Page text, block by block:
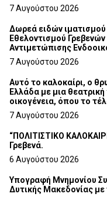
7 Αυγούστου 2026
Δωρεά ειδών
Εθελοντισμού
Αντιμετώπισης
Τμήματος Γρεβενών
7 Αυγούστου 2026
Αυτό το καλοκαίρι, ο
Ελλάδα με μια
οικογένεια,
7 Αυγούστου 2026
“ΠΟΛΙΤΙΣΤΙΚΟ
Γρεβενά.
6 Αυγούστου 2026
Υπογραφή Μνημονίου
Δυτικής Μακεδονίας